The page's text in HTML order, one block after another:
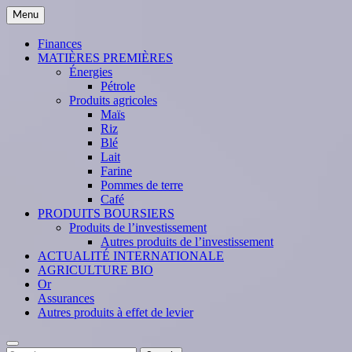
Skip
to
content
Menu
Finances
MATIÈRES PREMIÈRES
Énergies
Pétrole
Produits agricoles
Maïs
Riz
Blé
Lait
Farine
Pommes de terre
Café
PRODUITS BOURSIERS
Produits de l’investissement
Autres produits de l’investissement
ACTUALITÉ INTERNATIONALE
AGRICULTURE BIO
Or
Assurances
Autres produits à effet de levier
Search